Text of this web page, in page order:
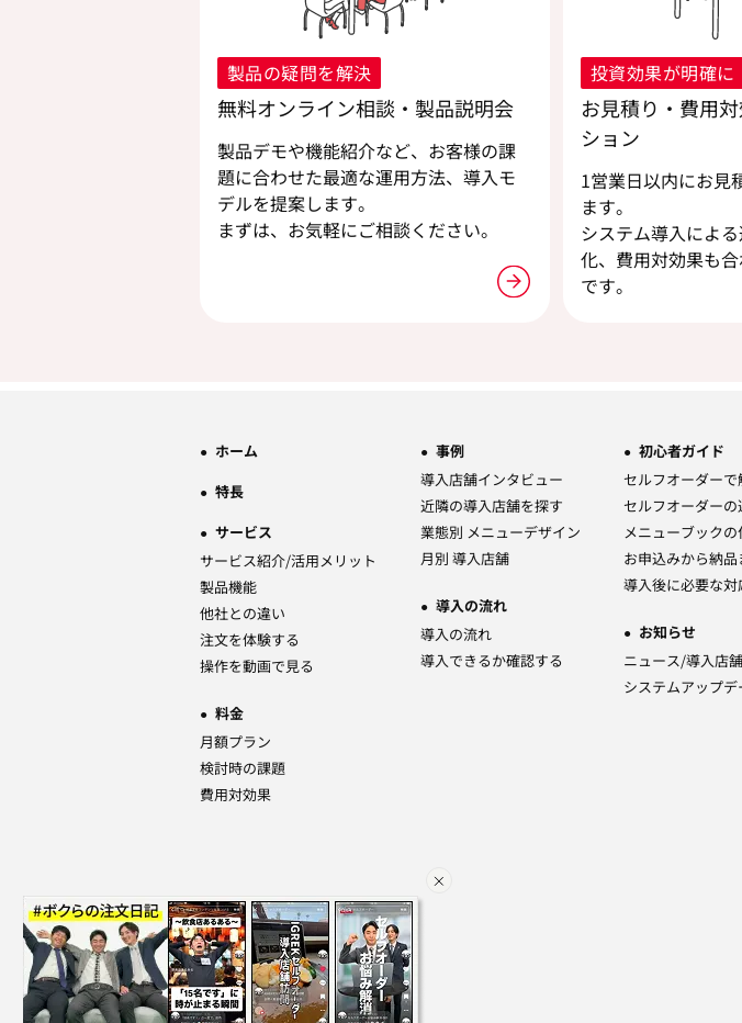
製品の疑問を解決
無料オンライン相談・製品説明会
製品デモや機能紹介など、お客様の課
題に合わせた最適な運用方法、導入モ
デルを提案します。
まずは、お気軽にご相談ください。
投資効果が明確に
お見積り・費用
ション
1営業日以内にお見
ます。
システム導入によ
化、費用対効果も
です。
ホーム
特長
サービス
サービス紹介/活用メリット
製品機能
他社との違い
注文を体験する
操作を動画で見る
料金
月額プラン
検討時の課題
費用対効果
事例
導入店舗インタビュー
近隣の導入店舗を探す
業態別 メニューデザイン
月別 導入店舗
導入の流れ
導入の流れ
導入できるか確認する
初心者ガイド
セルフオーダー
セルフオーダーの
メニューブック
お申込みから納品
導入後に必要な対
お知らせ
ニュース/導入店舗
システムアップデ